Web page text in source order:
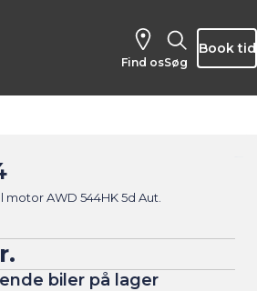
Find os Søg
Book tid
motor AWD 544HK 5d Aut.
biler på lager